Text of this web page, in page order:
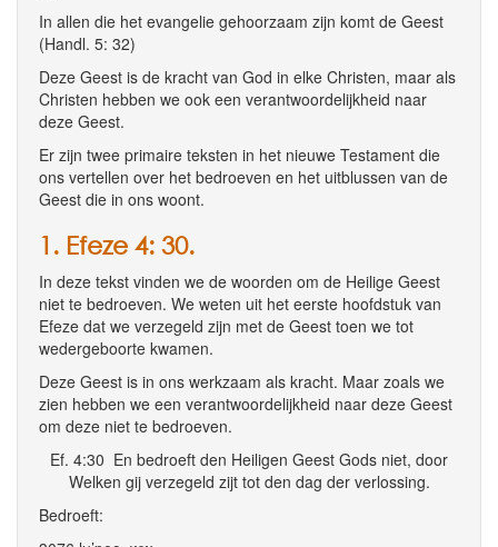
In allen die het evangelie gehoorzaam zijn komt de Geest
(Handl. 5: 32)
Deze Geest is de kracht van God in elke Christen, maar als
Christen hebben we ook een verantwoordelijkheid naar
deze Geest.
Er zijn twee primaire teksten in het nieuwe Testament die
ons vertellen over het bedroeven en het uitblussen van de
Geest die in ons woont.
1. Efeze 4: 30.
In deze tekst vinden we de woorden om de Heilige Geest
niet te bedroeven. We weten uit het eerste hoofdstuk van
Efeze dat we verzegeld zijn met de Geest toen we tot
wedergeboorte kwamen.
Deze Geest is in ons werkzaam als kracht. Maar zoals we
zien hebben we een verantwoordelijkheid naar deze Geest
om deze niet te bedroeven.
Ef. 4:30 En bedroeft den Heiligen Geest Gods niet, door
Welken gij verzegeld zijt tot den dag der verlossing.
Bedroeft: